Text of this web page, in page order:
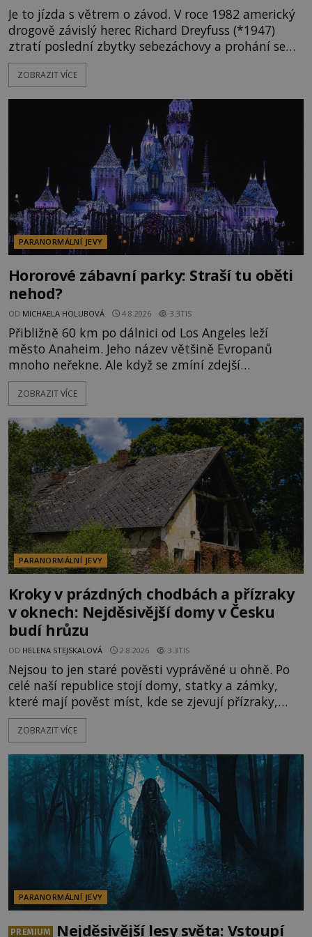
Je to jízda s větrem o závod. V roce 1982 americký
drogově závislý herec Richard Dreyfuss (*1947)
ztratí poslední zbytky sebezáchovy a prohání se
po silnicích ve svém mercedesu jako utržený ze
řetězu. Vše vyvrcholí katastrofou, když to Dreyfuss
následně nalezne schovaný kokain. Tímto
momentem se slavnému
ZOBRAZIT VÍCE
PARANORMÁLNÍ JEVY
Hororové zábavní parky: Straší tu oběti
nehod?
OD MICHAELA HOLUBOVÁ 4.8.2026 3.3TIS
Přibližně 60 km po dálnici od Los Angeles leží
město Anaheim. Jeho název většině Evropanů
mnoho neřekne. Ale když se zmíní zdejší
Disneyland, je hned jasno. Zábavní park vyroste na
poklidném místě bývalého sadu pomerančovníků.
kolem 17 000 000 zábavychtivých lidí ročně. A ač je
velká snaha to utajit, někteří z
ZOBRAZIT VÍCE
PARANORMÁLNÍ JEVY
Kroky v prázdných chodbách a přízraky
v oknech: Nejděsivější domy v Česku
budí hrůzu
OD HELENA STEJSKALOVÁ 2.8.2026 3.3TIS
Nejsou to jen staré pověsti vyprávěné u ohně. Po
celé naší republice stojí domy, statky a zámky,
které mají pověst míst, kde se zjevují přízraky,
ozývají nevysvětlitelné zvuky nebo se dějí podivné
jevy. Zatímco historici většinou hledají racionální
lokality vykazují nápadně podobná svědectví po
celé generace. A právě tato opakující se svědectví
ZOBRAZIT VÍCE
PARANORMÁLNÍ JEVY
PREMIUM
Nejděsivější lesy světa: Vstoupí